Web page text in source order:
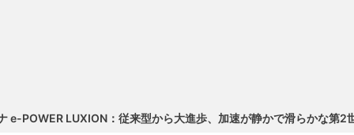
e-POWER LUXION：従来型から大進歩、加速が静かで滑らかな第2